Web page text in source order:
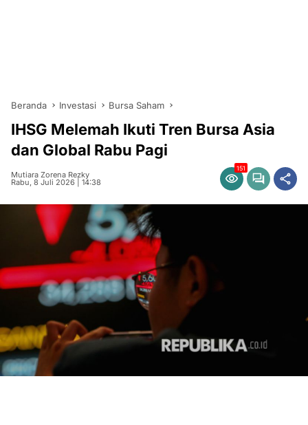
Beranda Investasi Bursa Saham
IHSG Melemah Ikuti Tren Bursa Asia
dan Global Rabu Pagi
Mutiara Zorena Rezky
Rabu, 8 Juli 2026 | 14:38
151